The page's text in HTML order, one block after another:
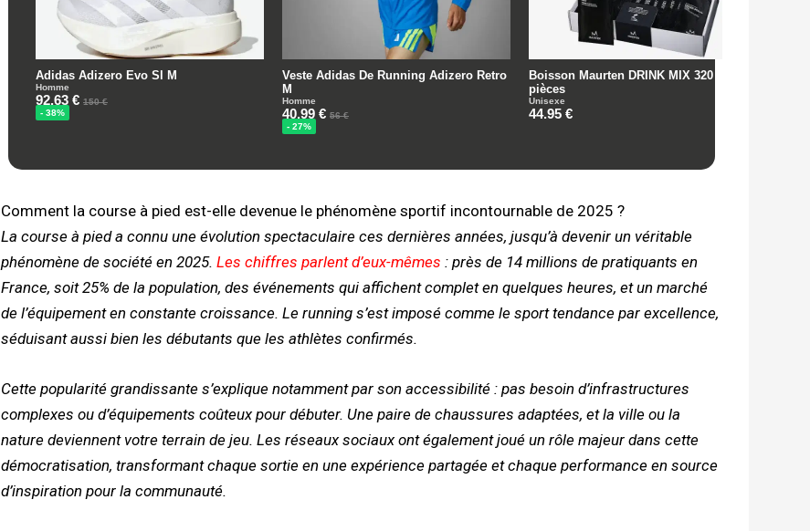
Comment la course à pied est-elle devenue le phénomène sportif incontournable de 2025 ?
La course à pied a connu une évolution spectaculaire ces dernières années, jusqu’à devenir un véritable
phénomène de société en 2025. Les chiffres parlent d’eux-mêmes : près de 14 millions de pratiquants en
France, soit 25% de la population, des événements qui affichent complet en quelques heures, et un marché
de l’équipement en constante croissance. Le running s’est imposé comme le sport tendance par excellence,
séduisant aussi bien les débutants que les athlètes confirmés.
Cette popularité grandissante s’explique notamment par son accessibilité : pas besoin d’infrastructures
complexes ou d’équipements coûteux pour débuter. Une paire de chaussures adaptées, et la ville ou la
nature deviennent votre terrain de jeu. Les réseaux sociaux ont également joué un rôle majeur dans cette
démocratisation, transformant chaque sortie en une expérience partagée et chaque performance en source
d’inspiration pour la communauté.